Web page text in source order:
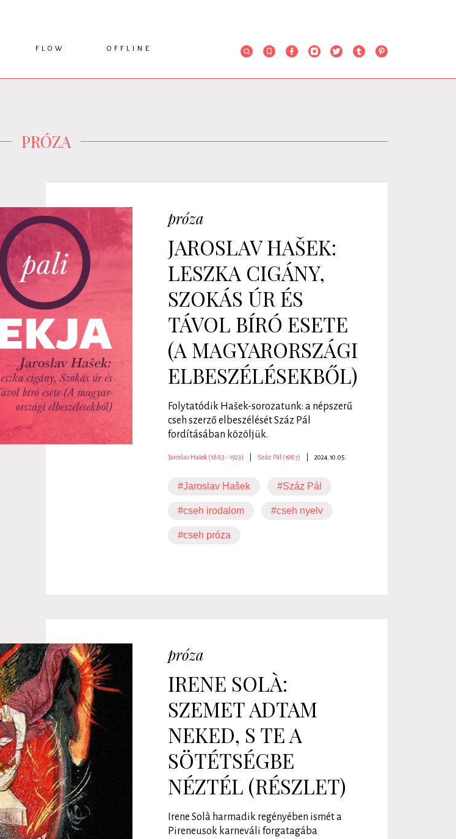
FLOW
INTERJÚ
OFFLINE
RENDEZVÉNYEK
PRÓZA
próza
JAROSLAV HAŠEK:
LESZKA CIGÁNY,
SZOKÁS ÚR ÉS
TÁVOL BÍRÓ ESETE
(A MAGYARORSZÁGI
ELBESZÉLÉSEKBŐL)
Folytatódik Hašek-sorozatunk: a népszerű
cseh szerző elbeszélését Száz Pál
fordításában közöljük.
Jaroslav Hašek (1883 - 1923) Száz Pál (1987) 2024.10.05.
#Jaroslav Hašek #Száz Pál
#cseh irodalom #cseh nyelv
#cseh próza
próza
IRENE SOLÀ:
SZEMET ADTAM
NEKED, S TE A
SÖTÉTSÉGBE
NÉZTÉL (RÉSZLET)
Irene Solà harmadik regényében ismét a
Pireneusok karneváli forgatagába